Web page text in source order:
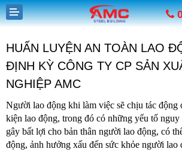
GIỚI THIỆU
SẢN PHẨM
HUẤN LUYỆN AN TOÀN LAO
ĐỊNH KỲ CÔNG TY CP SẢN
NGHIỆP AMC
Người lao động khi làm việc sẽ chịu tác động
kiện lao động, trong đó có những yếu tố nguy
gây bất lợi cho bản thân người lao động, có
động, ảnh hưởng xấu đến sức khỏe người